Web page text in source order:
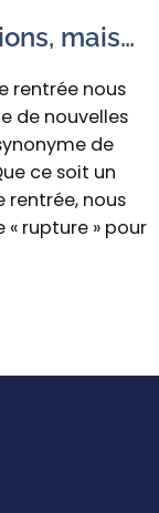
mais…
rentrée nous
de nouvelles
de
ce soit un
rentrée, nous
« rupture » pour